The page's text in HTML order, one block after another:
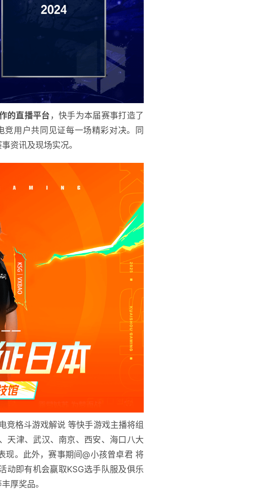
的直播平台 ，快手为本届赛事打造了
用户共同见证每一场精彩对决。同
资讯及现场实况。
竞格斗游戏解说 等快手游戏主播将组
天津、武汉、南京、西安、海口八大
现。此外，赛事期间@小孩曾卓君 将
动即有机会赢取KSG选手队服及俱乐
厚奖品。